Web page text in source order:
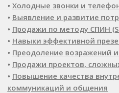
• Холодные звонки и
• Выявление и развитие
• Продажи по методу СПИН
• Навыки эффективной
• Преодоление возражений
• Продажи проектов,
• Повышение качества
коммуникаций и общения